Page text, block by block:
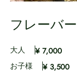
フレーバ
大人
¥ 7,000
お子様
¥ 3,500